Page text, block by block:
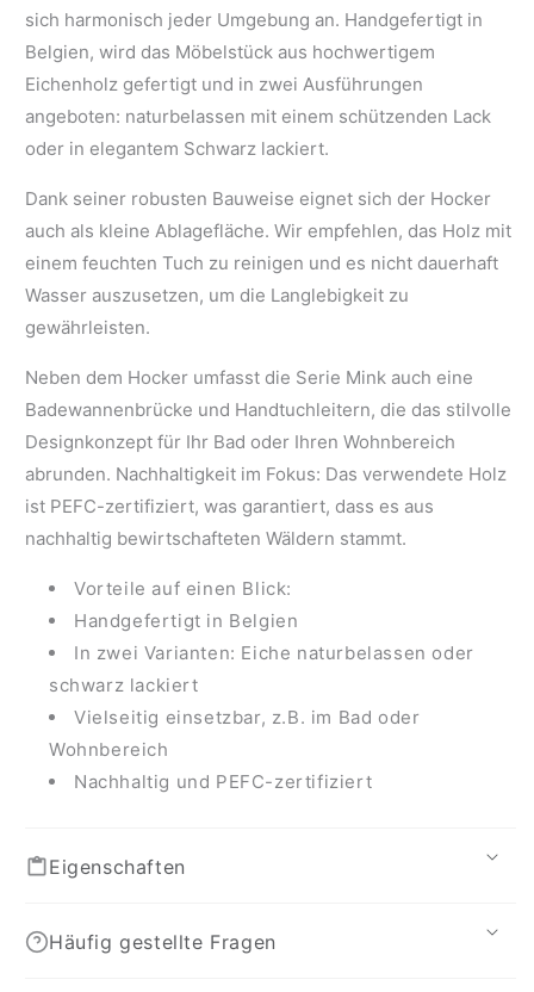
sich harmonisch jeder Umgebung an. Handgefertigt in
Belgien, wird das Möbelstück aus hochwertigem
Eichenholz gefertigt und in zwei Ausführungen
angeboten: naturbelassen mit einem schützenden Lack
oder in elegantem Schwarz lackiert.
Dank seiner robusten Bauweise eignet sich der Hocker
auch als kleine Ablagefläche. Wir empfehlen, das Holz mit
einem feuchten Tuch zu reinigen und es nicht dauerhaft
Wasser auszusetzen, um die Langlebigkeit zu
gewährleisten.
Neben dem Hocker umfasst die Serie Mink auch eine
Badewannenbrücke und Handtuchleitern, die das stilvolle
Designkonzept für Ihr Bad oder Ihren Wohnbereich
abrunden. Nachhaltigkeit im Fokus: Das verwendete Holz
ist PEFC-zertifiziert, was garantiert, dass es aus
nachhaltig bewirtschafteten Wäldern stammt.
Vorteile auf einen Blick:
Handgefertigt in Belgien
In zwei Varianten: Eiche naturbelassen oder
schwarz lackiert
Vielseitig einsetzbar, z.B. im Bad oder
Wohnbereich
Nachhaltig und PEFC-zertifiziert
Eigenschaften
Häufig gestellte Fragen